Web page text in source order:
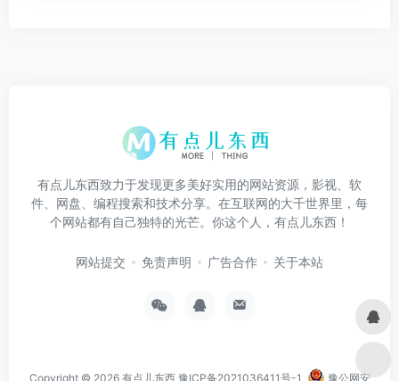
有点儿东西致力于发现更多美好实用的网站资源，影视、软
件、网盘、编程搜索和技术分享。在互联网的大千世界里，每
个网站都有自己独特的光芒。你这个人，有点儿东西！
网站提交 免责声明 广告合作 关于本站
Copyright © 2026 有点儿东西 豫ICP备2021036411号-1 豫公网安